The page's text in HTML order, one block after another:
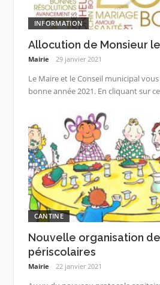
INFORMATION
Allocution de Monsieur
Mairie 29 janvier 2021
Le Maire et le Conseil municipal
bonne année 2021. En cliquant sur
CANTINE
Nouvelle organisation
périscolaires
Mairie 22 janvier 2021